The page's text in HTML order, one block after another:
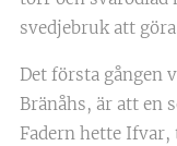
svedjebruk att
Det första gången
Bränåhs, är att en
Fadern hette